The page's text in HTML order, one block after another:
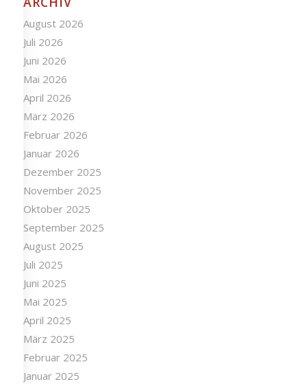
ARCHIV
August 2026
Juli 2026
Juni 2026
Mai 2026
April 2026
März 2026
Februar 2026
Januar 2026
Dezember 2025
November 2025
Oktober 2025
September 2025
August 2025
Juli 2025
Juni 2025
Mai 2025
April 2025
März 2025
Februar 2025